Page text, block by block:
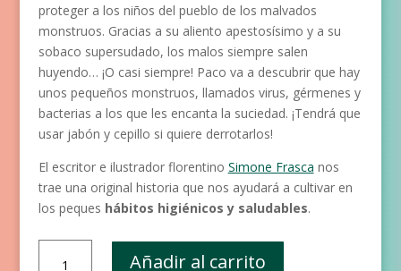
clientes
proteger a los niños del pueblo de los malvados
monstruos. Gracias a su aliento apestosísimo y a su
sobaco supersudado, los malos siempre salen
huyendo… ¡O casi siempre! Paco va a descubrir que hay
unos pequeños monstruos, llamados virus, gérmenes y
bacterias a los que les encanta la suciedad. ¡Tendrá que
usar jabón y cepillo si quiere derrotarlos!
El escritor e ilustrador florentino Simone Frasca nos
trae una original historia que nos ayudará a cultivar en
los peques hábitos higiénicos y saludables.
Añadir al carrito